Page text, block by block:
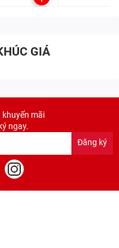
GIÁ
khuyến mãi
ngay.
Đăng ký